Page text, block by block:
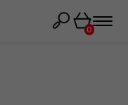
Košík
0